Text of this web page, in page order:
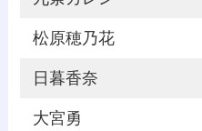
松原穂乃花
日暮香奈
大宮勇